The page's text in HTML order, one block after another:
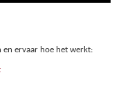
en ervaar hoe het werkt: